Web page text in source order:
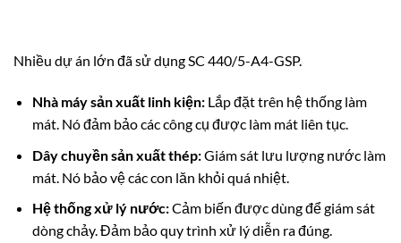
Nhiều dự án lớn đã sử dụng SC 440/5-A4-GSP.
Nhà máy sản xuất linh kiện:Lắp đặt trên hệ thống làm
mát. Nó đảm bảo các công cụ được làm mát liên tục.
Dây chuyền sản xuất thép:Giám sát lưu lượng nước làm
mát. Nó bảo vệ các con lăn khỏi quá nhiệt.
Hệ thống xử lý nước:Cảm biến được dùng để giám sát
dòng chảy. Đảm bảo quy trình xử lý diễn ra đúng.